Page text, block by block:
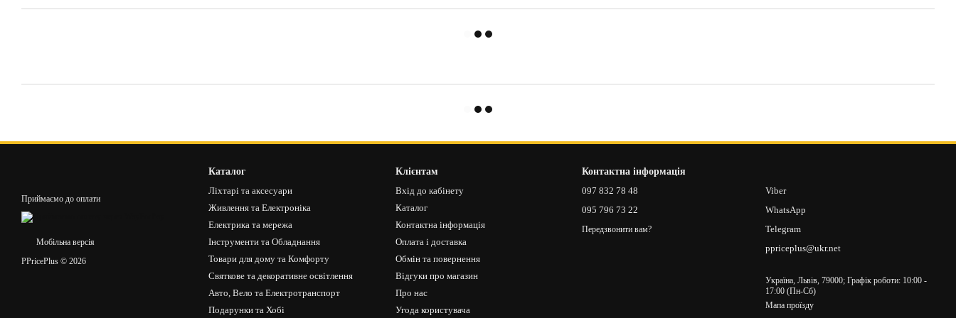
Приймаємо до оплати
Мобільна версія
PPricePlus © 2026
Каталог
Ліхтарі та аксесуари
Живлення та Електроніка
Електрика та мережа
Інструменти та Обладнання
Товари для дому та Комфорту
Святкове та декоративне освітлення
Авто, Вело та Електротранспорт
Подарунки та Хобі
Клієнтам
Вхід до кабінету
Каталог
Контактна інформація
Оплата і доставка
Обмін та повернення
Відгуки про магазин
Про нас
Угода користувача
Контактна інформація
097 832 78 48
095 796 73 22
Передзвонити вам?
Viber
WhatsApp
Telegram
ppriceplus@ukr.net
Україна, Львів, 79000; Графік роботи: 10:00 -
17:00 (Пн-Сб)
Мапа проїзду